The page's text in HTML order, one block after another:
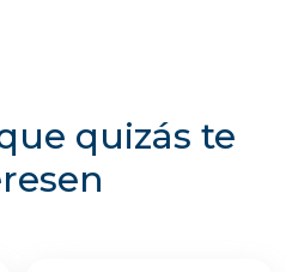
quizás te